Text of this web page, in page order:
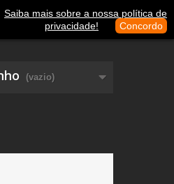
Entrar
Contacte-nos
(vazio)
Saiba mais sobre a nossa política de
privacidade!
Concordo